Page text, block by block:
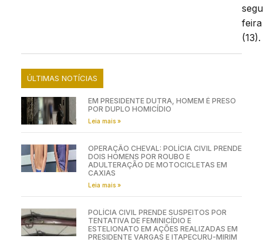
feira
(13).
ÚLTIMAS NOTÍCIAS
EM PRESIDENTE DUTRA, HOMEM É PRESO
POR DUPLO HOMICÍDIO
Leia mais »
OPERAÇÃO CHEVAL: POLÍCIA CIVIL PRENDE
DOIS HOMENS POR ROUBO E
ADULTERAÇÃO DE MOTOCICLETAS EM
CAXIAS
Leia mais »
POLÍCIA CIVIL PRENDE SUSPEITOS POR
TENTATIVA DE FEMINICÍDIO E
ESTELIONATO EM AÇÕES REALIZADAS EM
PRESIDENTE VARGAS E ITAPECURU-MIRIM